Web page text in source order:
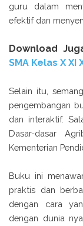
guru dalam
efektif dan
Download
SMA Kelas X XI
Selain itu,
pengembangan
dan interaktif.
Dasar-dasar
Kementerian
Buku ini
praktis dan
dengan cara
dengan dunia